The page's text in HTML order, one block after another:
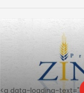
<a data-loading-text="